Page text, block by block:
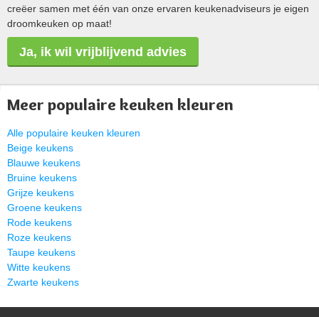
creëer samen met één van onze ervaren keukenadviseurs je eigen
droomkeuken op maat!
Ja, ik wil vrijblijvend advies
Meer populaire keuken kleuren
Alle populaire keuken kleuren
Beige keukens
Blauwe keukens
Bruine keukens
Grijze keukens
Groene keukens
Rode keukens
Roze keukens
Taupe keukens
Witte keukens
Zwarte keukens